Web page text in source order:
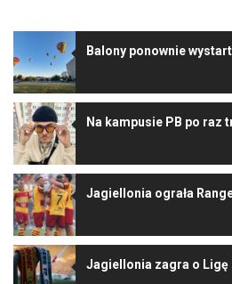
Balony ponownie
Na kampusie PB po raz
Jagiellonia ograła
Jagiellonia zagra o Ligę